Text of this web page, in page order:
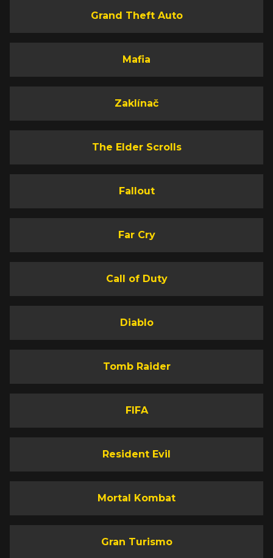
Grand Theft Auto
Mafia
Zaklínač
The Elder Scrolls
Fallout
Far Cry
Call of Duty
Diablo
Tomb Raider
FIFA
Resident Evil
Mortal Kombat
Gran Turismo